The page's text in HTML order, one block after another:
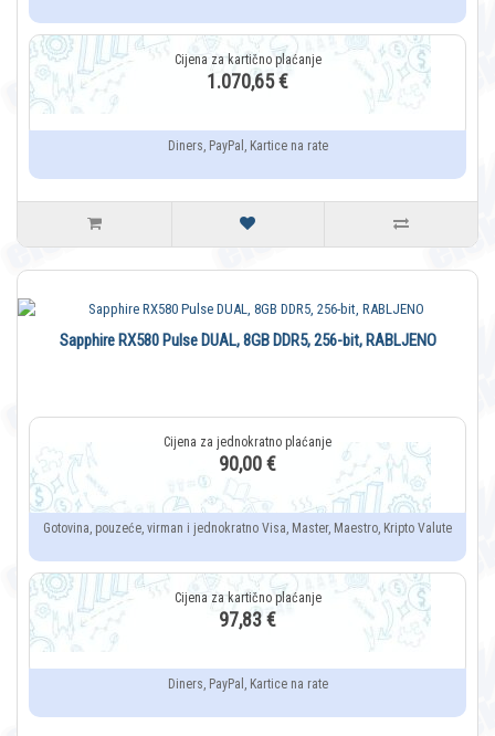
1.070,65 €
Diners, PayPal, Kartice na rate
Sapphire RX580 Pulse DUAL, 8GB DDR5, 256-bit, RABLJENO
90,00 €
Gotovina, pouzeće, virman i jednokratno Visa, Master, Maestro, Kripto Valute
97,83 €
Diners, PayPal, Kartice na rate